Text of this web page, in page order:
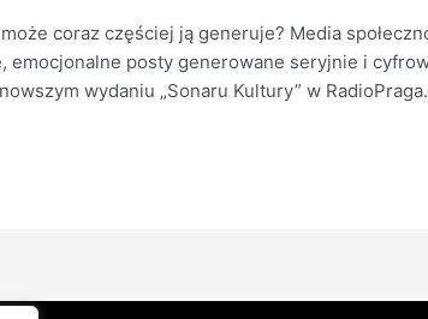
coraz częściej ją generuje? Media
emocjonalne posty generowane seryjnie i
wydaniu „Sonaru Kultury” w